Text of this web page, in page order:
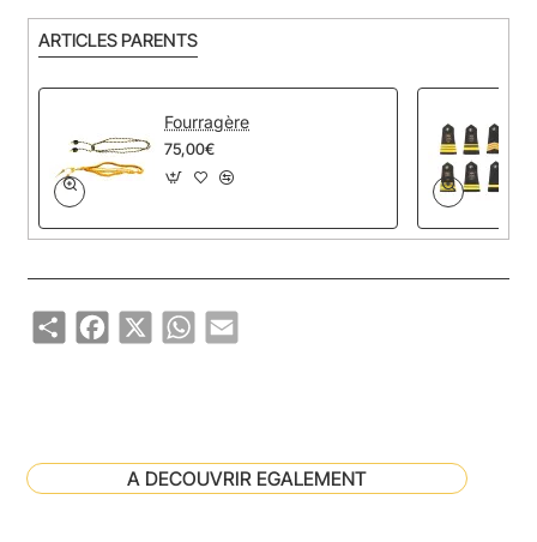
ARTICLES PARENTS
Fourragère
75,00€
ShareFacebook
X WhatsApp
Email
A DECOUVRIR EGALEMENT